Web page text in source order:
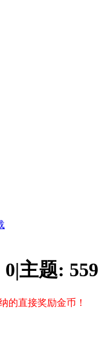
0|主题: 559
的直接奖励金币！